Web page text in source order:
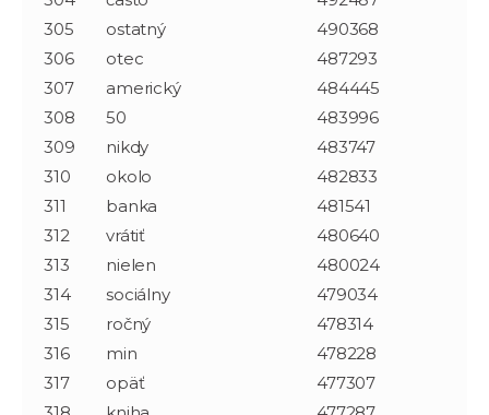
305
ostatný
490368
306
otec
487293
307
americký
484445
308
50
483996
309
nikdy
483747
310
okolo
482833
311
banka
481541
312
vrátiť
480640
313
nielen
480024
314
sociálny
479034
315
ročný
478314
316
min
478228
317
opäť
477307